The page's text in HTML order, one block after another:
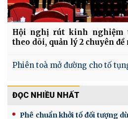
Hội nghị rút kinh nghiệm
theo dõi, quản lý 2 chuyên
Phiên toà mở đường cho tố
ĐỌC NHIỀU NHẤT
Phê chuẩn khởi tố đối tượng